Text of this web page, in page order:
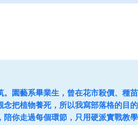
。園藝系畢業生，曾在花市殺價、種
念把植物養死，所以我寫部落格的目
陪你走過每個環節，只用硬派實戰教